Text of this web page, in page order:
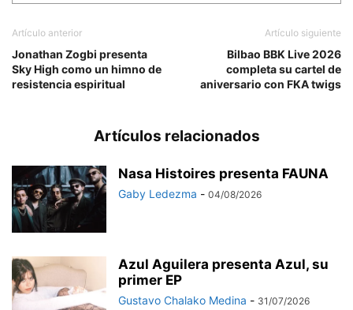
Artículo anterior
Jonathan Zogbi presenta
Sky High como un himno de
resistencia espiritual
Artículo siguiente
Bilbao BBK Live 2026
completa su cartel de
aniversario con FKA twigs
Artículos relacionados
Nasa Histoires presenta FAUNA
Gaby Ledezma - 04/08/2026
Azul Aguilera presenta Azul, su
primer EP
Gustavo Chalako Medina - 31/07/2026